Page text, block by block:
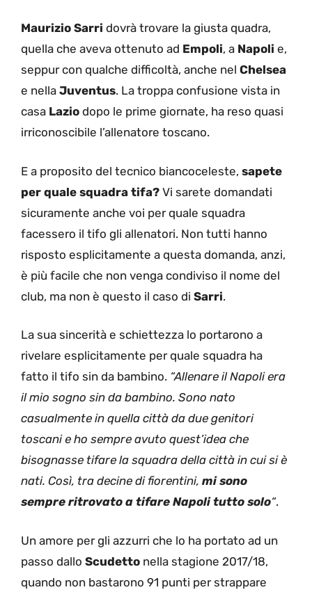
Maurizio Sarri dovrà trovare la giusta quadra,
quella che aveva ottenuto ad Empoli, a Napoli e,
seppur con qualche difficoltà, anche nel Chelsea
e nella Juventus. La troppa confusione vista in
casa Lazio dopo le prime giornate, ha reso quasi
irriconoscibile l’allenatore toscano.
E a proposito del tecnico biancoceleste, sapete
per quale squadra tifa? Vi sarete domandati
sicuramente anche voi per quale squadra
facessero il tifo gli allenatori. Non tutti hanno
risposto esplicitamente a questa domanda, anzi,
è più facile che non venga condiviso il nome del
club, ma non è questo il caso di Sarri.
La sua sincerità e schiettezza lo portarono a
rivelare esplicitamente per quale squadra ha
fatto il tifo sin da bambino. “Allenare il Napoli era
il mio sogno sin da bambino. Sono nato
casualmente in quella città da due genitori
toscani e ho sempre avuto quest’idea che
bisognasse tifare la squadra della città in cui si è
nati. Così, tra decine di fiorentini, mi sono
sempre ritrovato a tifare Napoli tutto solo“.
Un amore per gli azzurri che lo ha portato ad un
passo dallo Scudetto nella stagione 2017/18,
quando non bastarono 91 punti per strappare